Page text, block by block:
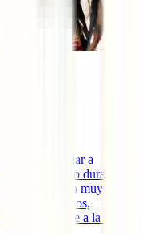
seguro viajar a
han aparecido durante
no son muy
violencia, timos,
ser tajante a la hora